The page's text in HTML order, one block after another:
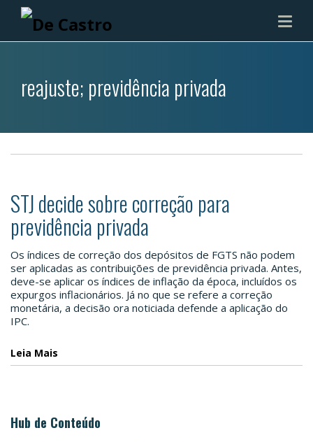
reajuste; previdência privada
STJ decide sobre correção para
previdência privada
Os índices de correção dos depósitos de FGTS não podem
ser aplicadas as contribuições de previdência privada. Antes,
deve-se aplicar os índices de inflação da época, incluídos os
expurgos inflacionários. Já no que se refere a correção
monetária, a decisão ora noticiada defende a aplicação do
IPC.
Leia Mais
Hub de Conteúdo